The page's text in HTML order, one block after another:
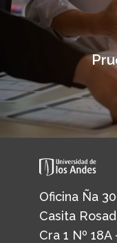
Oficina Ña
Casita
Cra 1 Nº 18A